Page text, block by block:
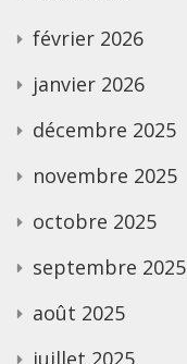
février 2026
janvier 2026
décembre 2025
novembre 2025
octobre 2025
septembre 2025
août 2025
juillet 2025